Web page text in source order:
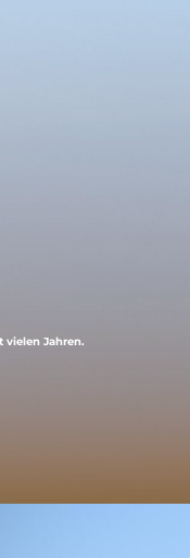
vielen Jahren.